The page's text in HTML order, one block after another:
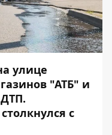
улице
"АТБ" и
с